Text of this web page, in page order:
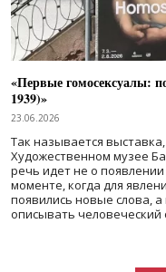
«Первые гомосексуалы:
1939)»
23.06.2026
Так называется
Художественном музее
речь идет не о появлении
моменте, когда для
появились новые слова,
описывать человеческий